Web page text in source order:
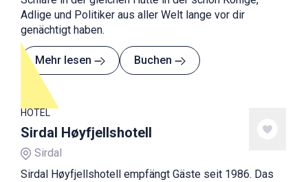
Adlige und Politiker aus aller Welt lange vor dir
genächtigt haben.
Mehr lesen Buchen
HOTEL
Sirdal Høyfjellshotell
Sirdal
Sirdal Høyfjellshotell empfängt Gäste seit 1986. Das